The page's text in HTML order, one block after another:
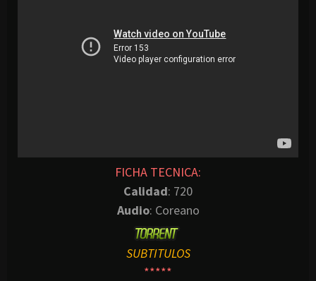
FICHA TECNICA:
Calidad: 720
Audio: Coreano
SUBTITULOS
*****